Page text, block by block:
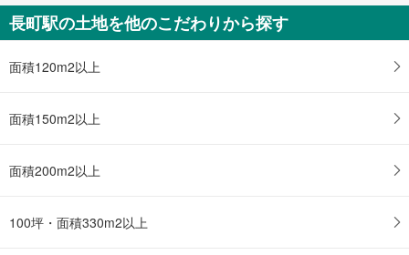
長町駅の土地を他のこだわりから探す
面積120m2以上
面積150m2以上
面積200m2以上
100坪・面積330m2以上